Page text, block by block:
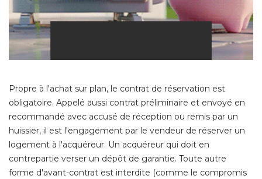
Propre à l'achat sur plan, le contrat de réservation est
obligatoire. Appelé aussi contrat préliminaire et envoyé en
recommandé avec accusé de réception ou remis par un
huissier, il est l'engagement par le vendeur de réserver un
logement à l'acquéreur. Un acquéreur qui doit en
contrepartie verser un dépôt de garantie. Toute autre
forme d'avant-contrat est interdite (comme le compromis